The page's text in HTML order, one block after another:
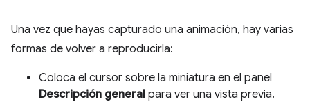
Una vez que hayas capturado una animación, hay varias
formas de volver a reproducirla:
Coloca el cursor sobre la miniatura en el panel
Descripción general para ver una vista previa.